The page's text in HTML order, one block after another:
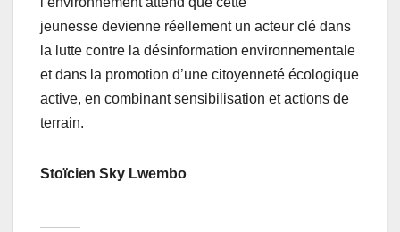
jeunesse devienne réellement un acteur clé dans
la lutte contre la désinformation environnementale
et dans la promotion d’une citoyenneté écologique
active, en combinant sensibilisation et actions de
terrain.
Stoïcien Sky Lwembo